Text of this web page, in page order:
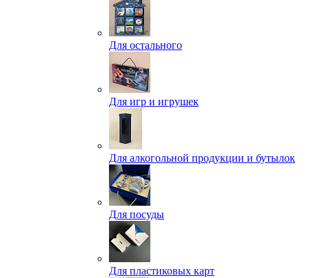
Для остального
Для игр и игрушек
Для алкогольной продукции и бутылок
Для посуды
Для пластиковых карт